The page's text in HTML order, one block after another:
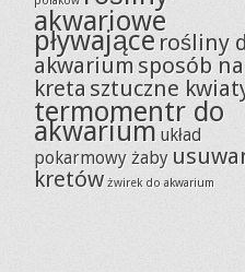
akwariowe
pływające rośliny
akwarium sposób na
kreta sztuczne
termomentr do
akwarium układ
pokarmowy żaby
kretów żwirek do akwarium